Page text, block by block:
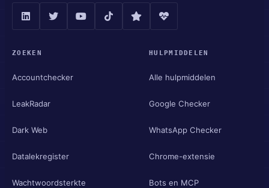
ZOEKEN
Accountchecker
LeakRadar
Dark Web
Datalekregister
Wachtwoordsterkte
HULPMIDDELEN
Alle hulpmiddelen
Google Checker
WhatsApp Checker
Chrome-extensie
Bots en MCP